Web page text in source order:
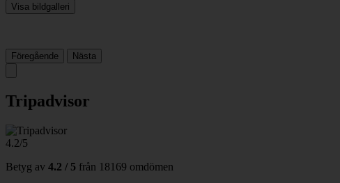
Visa bildgalleri
Föregående Nästa
Tripadvisor
4.2/5
Betyg av 4.2 / 5 från 18169 omdömen